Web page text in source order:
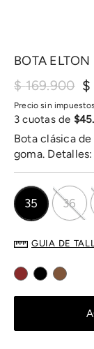
BOTA ELTON
$
$ 169.900
Precio sin
3 cuotas de $45.
Bota clásica
goma.
35 36
GUIA DE